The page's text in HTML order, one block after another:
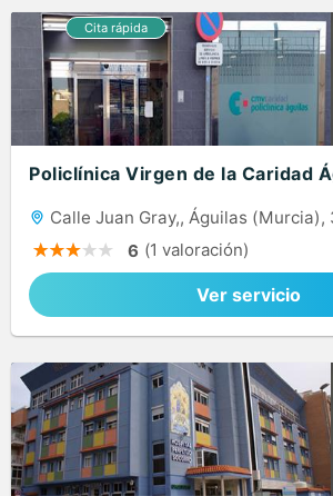
Policlínica Virgen de la Caridad
Calle Juan Gray,, Águilas (Murcia),
6 (1 valoración)
Ver servicio